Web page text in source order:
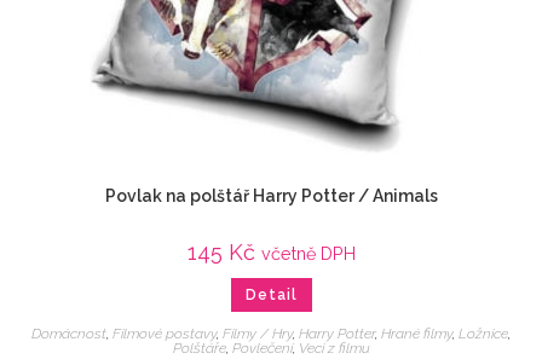
Povlak na polštář Harry Potter / Animals
145 Kč včetně DPH
Detail
Domácnost, Filmové postavy, Filmy / Hry, Harry Potter, Hrané filmy, Ložnice,
Polštáře, Povlečení, Veci z filmu